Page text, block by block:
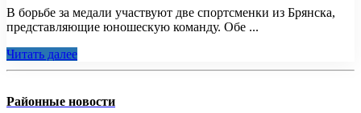
В борьбе за медали участвуют две спортсменки из Брянска,
представляющие юношескую команду. Обе ...
Читать далее
Районные новости